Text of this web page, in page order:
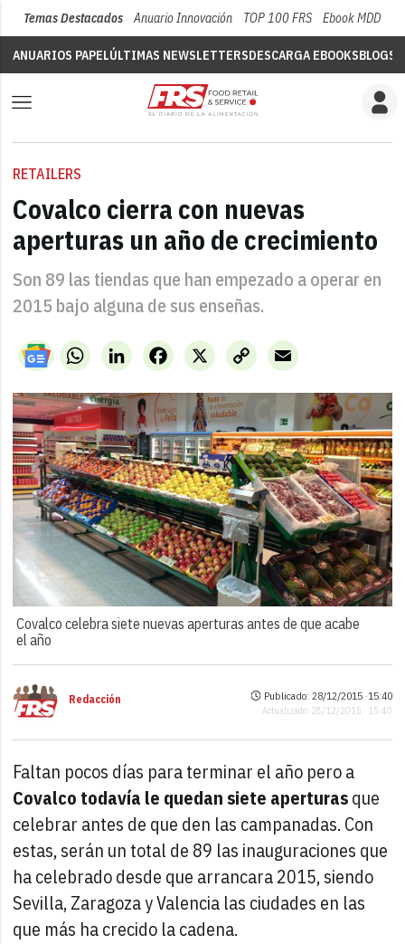
Temas Destacados Anuario Innovación TOP 100 FRS Ebook MDD
ANUARIOS PAPELÚLTIMAS NEWSLETTERSDESCARGA EBOOKSBLOGS
RETAILERS
Covalco cierra con nuevas
aperturas un año de crecimiento
Son 89 las tiendas que han empezado a operar en
2015 bajo alguna de sus enseñas.
WhatsAppLinkedIn X
Facebook
Copy
Link
Email
Covalco celebra siete nuevas aperturas antes de que acabe
el año
Redacción Publicado: 28/12/2015 ·15:40
Actualizado: 28/12/2015 · 15:40
Faltan pocos días para terminar el año pero a
Covalco todavía le quedan siete aperturasque
celebrar antes de que den las campanadas. Con
estas, serán un total de 89 las inauguraciones que
ha celebrado desde que arrancara 2015, siendo
Sevilla, Zaragoza y Valencia las ciudades en las
que más ha crecido la cadena.